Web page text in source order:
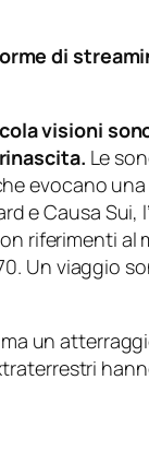
di
visioni
Le
evocano
e Causa
riferimenti
Un viaggio
un